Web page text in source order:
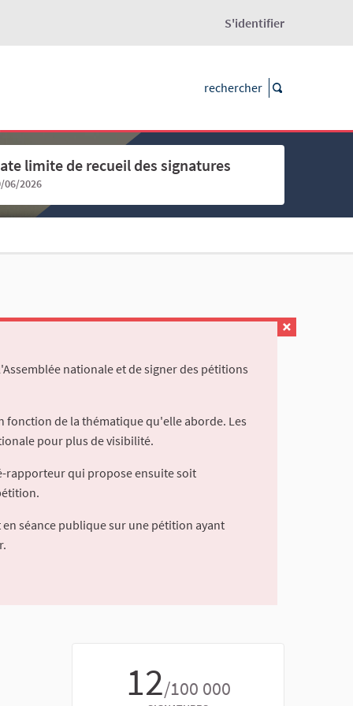
S'identifier
limite de recueil des signatures
06/2026
nationale et de signer des pétitions
fonction de la thématique qu'elle aborde. Les
pour plus de visibilité.
rapporteur qui propose ensuite soit
séance publique sur une pétition ayant
12/100 000